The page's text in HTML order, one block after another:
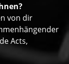
von dir
Acts,